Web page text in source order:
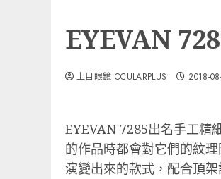
EYEVAN
上目眼鏡 OCULARPLUS 2018-
EYEVAN 7285出名手工精
的作品時都會對它們的紋
演變出來的款式，配合頂